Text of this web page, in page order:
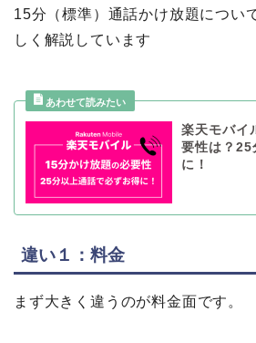
15分（標準）通話かけ放題につい
しく解説しています
楽天モバイ
要性は？25
に！
違い１：料金
まず大きく違うのが料金面です。